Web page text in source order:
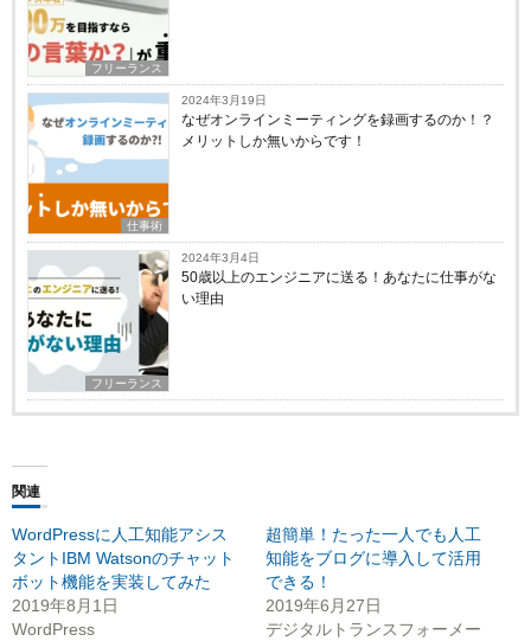
フリーランス
仕事術
2024年3月19日
なぜオンラインミーティングを録画するのか！？
メリットしか無いからです！
フリーランス
2024年3月4日
50歳以上のエンジニアに送る！あなたに仕事がな
い理由
関連
WordPressに人工知能アシス
タントIBM Watsonのチャット
ボット機能を実装してみた
2019年8月1日
WordPress
超簡単！たった一人でも人工
知能をブログに導入して活用
できる！
2019年6月27日
デジタルトランスフォーメー